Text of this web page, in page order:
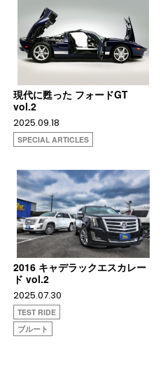
現代に甦った フォードGT
vol.2
2025.09.18
SPECIAL ARTICLES
2016 キャデラックエスカレー
ド vol.2
2025.07.30
TEST RIDE
ブルート